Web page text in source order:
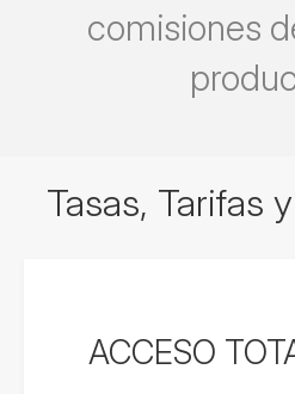
comisiones
Tasas, Tarifas
ACCESO